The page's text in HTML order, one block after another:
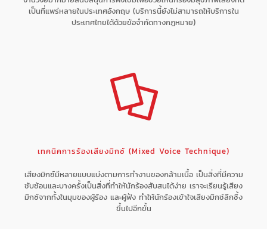
เป็นที่แพร่หลายในประเทศอังกฤษ (บริการนี้ยังไม่สามารถให้บริการใน
ประเทศไทยได้ด้วยข้อจำกัดทางกฏหมาย)
เทคนิคการร้องเสียงมิกซ์ (Mixed Voice Technique)
เสียงมิกซ์มีหลายแบบแบ่งตามการทำงานของกล้ามเนื้อ เป็นสิ่งที่มีความ
ซับซ้อนและบางครั้งเป็นสิ่งที่ทำให้นักร้องสับสนได้ง่าย เราจะเรียนรู้เสียง
มิกซ์จากทั้งในมุมของผู้ร้อง และผู้ฟัง ทำให้นักร้องเข้าใจเสียงมิกซ์ลึกซึ้ง
ขึ้นไปอีกขั้น